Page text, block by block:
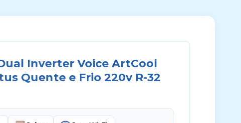
Inverter Voice ArtCool
Quente e Frio 220v R-32